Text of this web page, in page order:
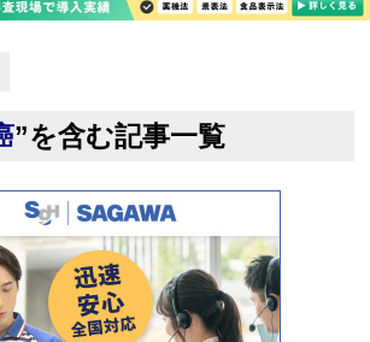
”を含む記事一覧